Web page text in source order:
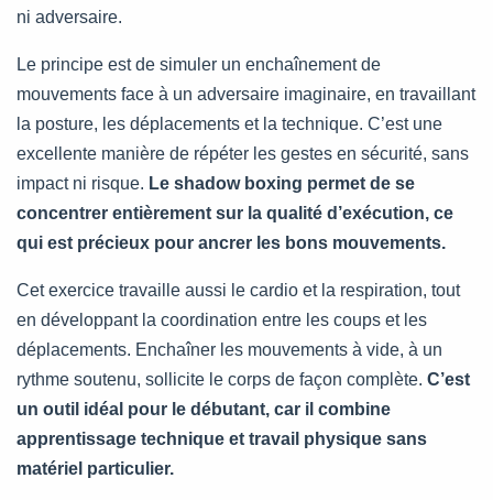
ni adversaire.
Le principe est de simuler un enchaînement de
mouvements face à un adversaire imaginaire, en travaillant
la posture, les déplacements et la technique. C’est une
excellente manière de répéter les gestes en sécurité, sans
impact ni risque. Le shadow boxing permet de se
concentrer entièrement sur la qualité d’exécution, ce
qui est précieux pour ancrer les bons mouvements.
Cet exercice travaille aussi le cardio et la respiration, tout
en développant la coordination entre les coups et les
déplacements. Enchaîner les mouvements à vide, à un
rythme soutenu, sollicite le corps de façon complète. C’est
un outil idéal pour le débutant, car il combine
apprentissage technique et travail physique sans
matériel particulier.